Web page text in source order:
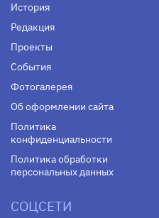
История
Редакция
Проекты
События
Фотогалерея
Об оформлении сайта
Политика
конфиденциальности
Политика обработки
персональных данных
СОЦСЕТИ